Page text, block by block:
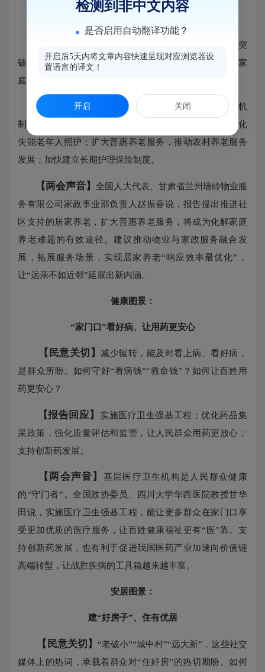
2024年，我国60岁及以上人口首次突
破3亿人。让所有老年人有幸福美满的晚年，是牵动亿万家
庭的家事，也是关乎国家事业长远发展的大事。
【报告回应】
完善发展养老事业和养老产业政策机
制，大力发展银发经济；推进社区支持的居家养老，强化
失能老年人照护；扩大普惠养老服务，推动农村养老服务
发展；加快建立长期护理保险制度。
【两会声音】全国人大代表、甘肃省兰州瑞岭物业服
务有限公司家政事业部负责人赵振香说，报告提出推进社
区支持的居家养老，扩大普惠养老服务，将成为化解家庭
养老难题的有效途径。建议推动物业与家政服务融合发
展，拓展服务场景，实现居家养老“响应效率最优化”，
让“远亲不如近邻”延展出新内涵。
健康图景：
“家门口”看好病、让用药更安心
【民意关切】减少辗转，能及时看上病、看好病，
是群众所盼。如何守好“看病钱”“救命钱”？如何让百姓用
药更安心？
【报告回应】
实施医疗卫生强基工程；优化药品集
采政策，强化质量评估和监管，让人民群众用药更放心；
支持创新药发展。
【两会声音】 基层医疗卫生机构是人民群众健康
的“守门者”。全国政协委员、四川大学华西医院教授甘华
田说，实施医疗卫生强基工程，能让更多群众在家门口享
受更加优质的医疗服务，让百姓健康福祉更有“医”靠。支
持创新药发展，也有利于促进我国医药产业加速向价值链
高端转型，让战胜疾病的工具箱越来越丰富。
安居图景：
建“好房子”、住有优居
【民意关切】 “老破小”“城中村”“远大新”，这些社交
媒体上的热词，承载着群众对“住好房”的热切期盼。如何
检测到非中文内容
是否启用自动翻译功能？
开启后5天内将文章内容快速呈现对应浏览器设
置语言的译文！
开启 关闭